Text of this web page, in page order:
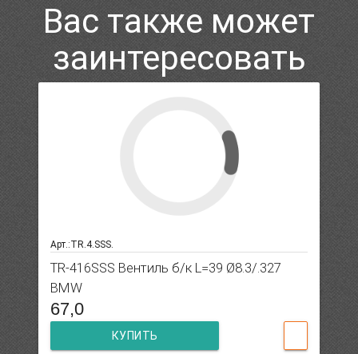
Вас также может
заинтересовать
Арт.:TR.4.SSS.
TR-416SSS Вентиль б/к L=39 Ø8.3/.327
BMW
67,0
КУПИТЬ